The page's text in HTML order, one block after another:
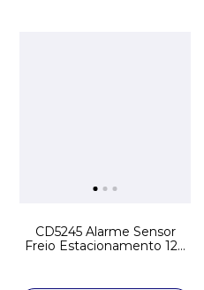
CD5245 Alarme Sensor
Freio Estacionamento 12V